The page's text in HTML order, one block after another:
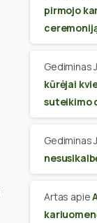
pirmojo
Gediminas
kūrėjai
suteikimo
Gediminas
Artas apie